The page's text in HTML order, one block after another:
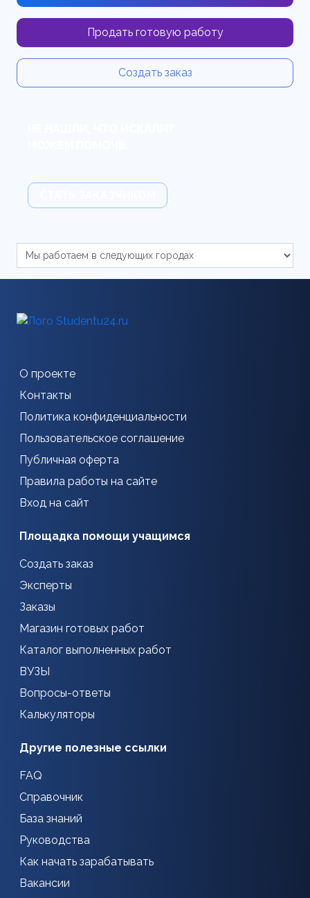
Продать готовую работу
Создать заказ
О проекте
Контакты
Политика конфиденциальности
Пользовательское соглашение
Публичная оферта
Правила работы на сайте
Вход на сайт
Площадка помощи учащимся
Создать заказ
Эксперты
Заказы
Магазин готовых работ
Каталог выполненных работ
ВУЗЫ
Вопросы-ответы
Калькуляторы
Другие полезные ссылки
FAQ
Справочник
База знаний
Руководства
Как начать зарабатывать
Вакансии